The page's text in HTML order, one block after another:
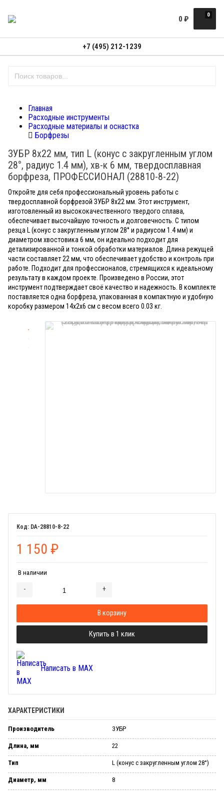
0
0 ₽
+7 (495) 212-1239
Главная
Расходные инструменты
Расходные материалы и оснастка
Борфрезы
ЗУБР 8х22 мм, тип L (конус с закругленным углом
28°, радиус 1.4 мм), хв-к 6 мм, твердосплавная
борфреза, ПРОФЕССИОНАЛ (28810-8-22)
Откройте для себя профессиональный уровень работы с
твердосплавной борфрезой ЗУБР 8х22 мм. Этот инструмент,
изготовленный из высококачественного твердого сплава,
обеспечивает высочайшую точность и долговечность. С типом
резца L (конус с закругленным углом 28° и радиусом 1.4 мм) и
диаметром хвостовика 6 мм, он идеально подходит для
детализированной и тонкой обработки материалов. Длина режущей
части составляет 22 мм, что обеспечивает удобство и контроль при
работе. Подходит для профессионалов, стремящихся к идеальному
результату в каждом проекте. Произведено в России, этот
инструмент подтверждает своё качество и надежность. В комплекте
поставляется одна борфреза, упакованная в компактную и удобную
коробку размером 14x2x6 см с весом всего 0.03 кг.
DA-28810-8-22
1 150 ₽
В наличии
- +
В корзину
Купить в 1 клик
Написать в MAX
ХАРАКТЕРИСТИКИ
Производитель ЗУБР
Длина, мм 22
Тип L (конус с закругленным углом 28°)
Диаметр, мм 8